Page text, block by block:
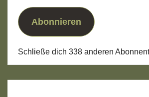
Abonnieren
Schließe dich 338 anderen